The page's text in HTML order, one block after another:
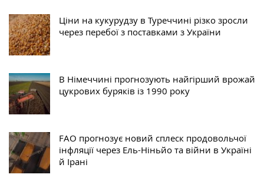
Ціни на кукурудзу в Туреччині різко зросли
через перебої з поставками з України
В Німеччині прогнозують найгірший врожай
цукрових буряків із 1990 року
FAO прогнозує новий сплеск продовольчої
інфляції через Ель-Ніньйо та війни в Україні
й Ірані